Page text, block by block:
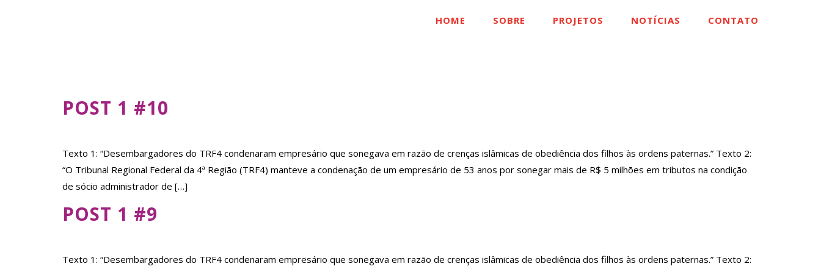
HOME SOBRE PROJETOS NOTÍCIAS CONTATO
POST 1 #10
Texto 1: “Desembargadores do TRF4 condenaram empresário que sonegava em razão de crenças islâmicas de obediência dos filhos às ordens paternas.” Texto 2:
“O Tribunal Regional Federal da 4ª Região (TRF4) manteve a condenação de um empresário de 53 anos por sonegar mais de R$ 5 milhões em tributos na condição
de sócio administrador de […]
POST 1 #9
Texto 1: “Desembargadores do TRF4 condenaram empresário que sonegava em razão de crenças islâmicas de obediência dos filhos às ordens paternas.” Texto 2: